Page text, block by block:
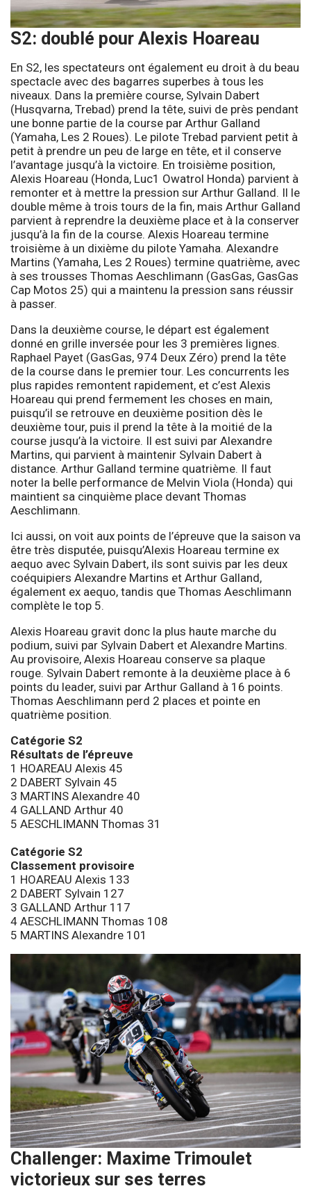
S2: doublé pour Alexis Hoareau
En S2, les spectateurs ont également eu droit à du beau
spectacle avec des bagarres superbes à tous les
niveaux. Dans la première course, Sylvain Dabert
(Husqvarna, Trebad) prend la tête, suivi de près pendant
une bonne partie de la course par Arthur Galland
(Yamaha, Les 2 Roues). Le pilote Trebad parvient petit à
petit à prendre un peu de large en tête, et il conserve
l’avantage jusqu’à la victoire. En troisième position,
Alexis Hoareau (Honda, Luc1 Owatrol Honda) parvient à
remonter et à mettre la pression sur Arthur Galland. Il le
double même à trois tours de la fin, mais Arthur Galland
parvient à reprendre la deuxième place et à la conserver
jusqu’à la fin de la course. Alexis Hoareau termine
troisième à un dixième du pilote Yamaha. Alexandre
Martins (Yamaha, Les 2 Roues) termine quatrième, avec
à ses trousses Thomas Aeschlimann (GasGas, GasGas
Cap Motos 25) qui a maintenu la pression sans réussir
à passer.
Dans la deuxième course, le départ est également
donné en grille inversée pour les 3 premières lignes.
Raphael Payet (GasGas, 974 Deux Zéro) prend la tête
de la course dans le premier tour. Les concurrents les
plus rapides remontent rapidement, et c’est Alexis
Hoareau qui prend fermement les choses en main,
puisqu’il se retrouve en deuxième position dès le
deuxième tour, puis il prend la tête à la moitié de la
course jusqu’à la victoire. Il est suivi par Alexandre
Martins, qui parvient à maintenir Sylvain Dabert à
distance. Arthur Galland termine quatrième. Il faut
noter la belle performance de Melvin Viola (Honda) qui
maintient sa cinquième place devant Thomas
Aeschlimann.
Ici aussi, on voit aux points de l’épreuve que la saison va
être très disputée, puisqu’Alexis Hoareau termine ex
aequo avec Sylvain Dabert, ils sont suivis par les deux
coéquipiers Alexandre Martins et Arthur Galland,
également ex aequo, tandis que Thomas Aeschlimann
complète le top 5.
Alexis Hoareau gravit donc la plus haute marche du
podium, suivi par Sylvain Dabert et Alexandre Martins.
Au provisoire, Alexis Hoareau conserve sa plaque
rouge. Sylvain Dabert remonte à la deuxième place à 6
points du leader, suivi par Arthur Galland à 16 points.
Thomas Aeschlimann perd 2 places et pointe en
quatrième position.
Catégorie S2
Résultats de l’épreuve
1 HOAREAU Alexis 45
2 DABERT Sylvain 45
3 MARTINS Alexandre 40
4 GALLAND Arthur 40
5 AESCHLIMANN Thomas 31
Catégorie S2
Classement provisoire
1 HOAREAU Alexis 133
2 DABERT Sylvain 127
3 GALLAND Arthur 117
4 AESCHLIMANN Thomas 108
5 MARTINS Alexandre 101
Challenger: Maxime Trimoulet
victorieux sur ses terres